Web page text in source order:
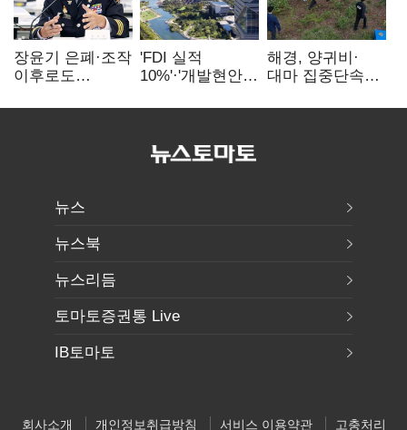
장윤기 은폐·조작
이후로도
내부비위…경찰
'FDI 실적
10%'·'개발현안
인천경제청장
해경, 양귀비·
대마 집중단속…
249명 검거
뉴스
뉴스북
뉴스리듬
토마토증권통 Live
IB토마토
회사소개 개인정보취급방침 서비스 이용약관 고충처리